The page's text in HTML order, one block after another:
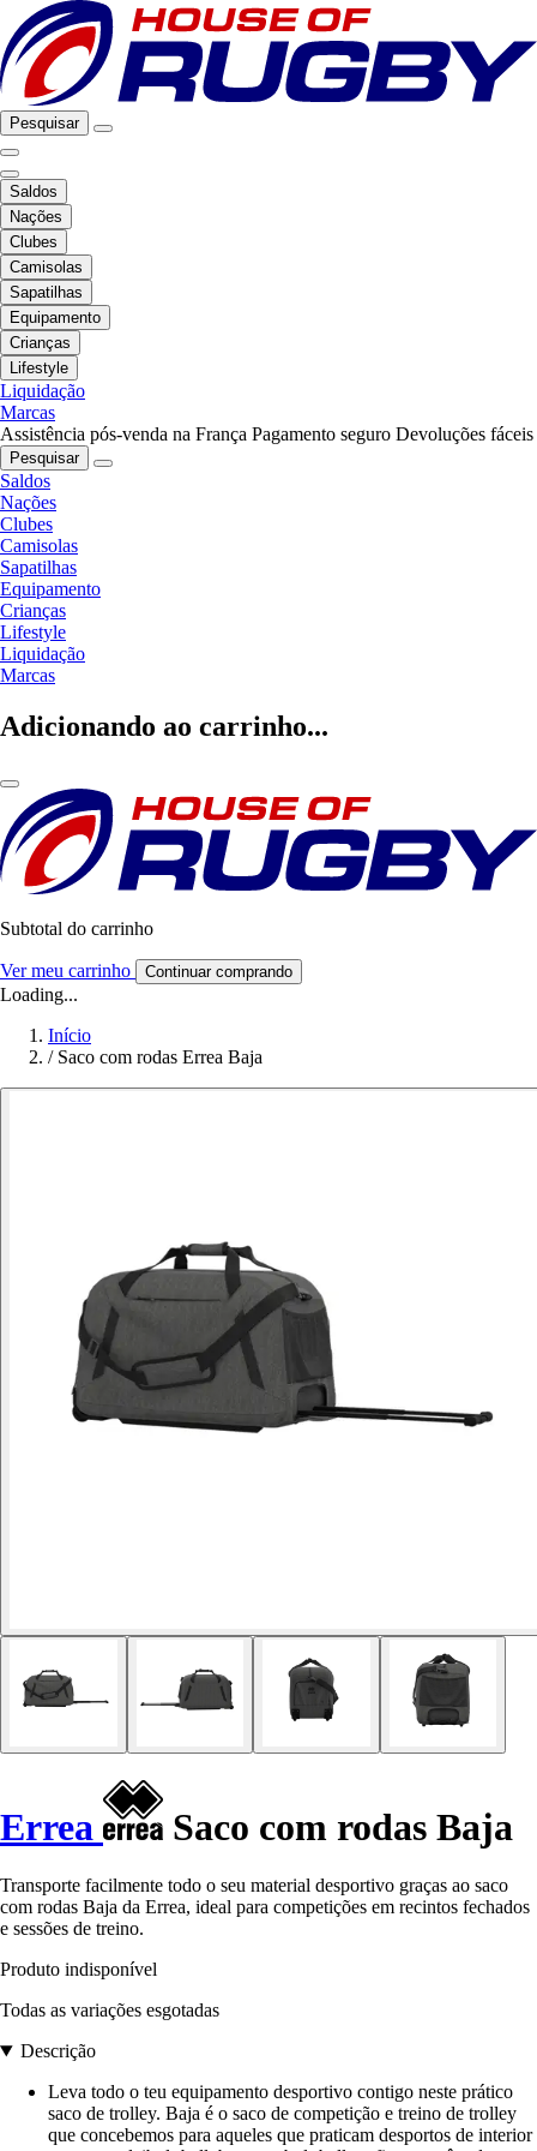
Pesquisar
Saldos
Nações
Clubes
Camisolas
Sapatilhas
Equipamento
Crianças
Lifestyle
Liquidação
Marcas
Assistência pós-venda na França Pagamento seguro Devoluções fáceis
Pesquisar
Saldos
Nações
Clubes
Camisolas
Sapatilhas
Equipamento
Crianças
Lifestyle
Liquidação
Marcas
Adicionando ao carrinho...
Subtotal do carrinho
Ver meu carrinho Continuar comprando
Loading...
Início
/ Saco com rodas Errea Baja
Errea Saco com rodas Baja
Transporte facilmente todo o seu material desportivo graças ao saco
com rodas Baja da Errea, ideal para competições em recintos fechados
e sessões de treino.
Produto indisponível
Todas as variações esgotadas
Descrição
Leva todo o teu equipamento desportivo contigo neste prático
saco de trolley. Baja é o saco de competição e treino de trolley
que concebemos para aqueles que praticam desportos de interior